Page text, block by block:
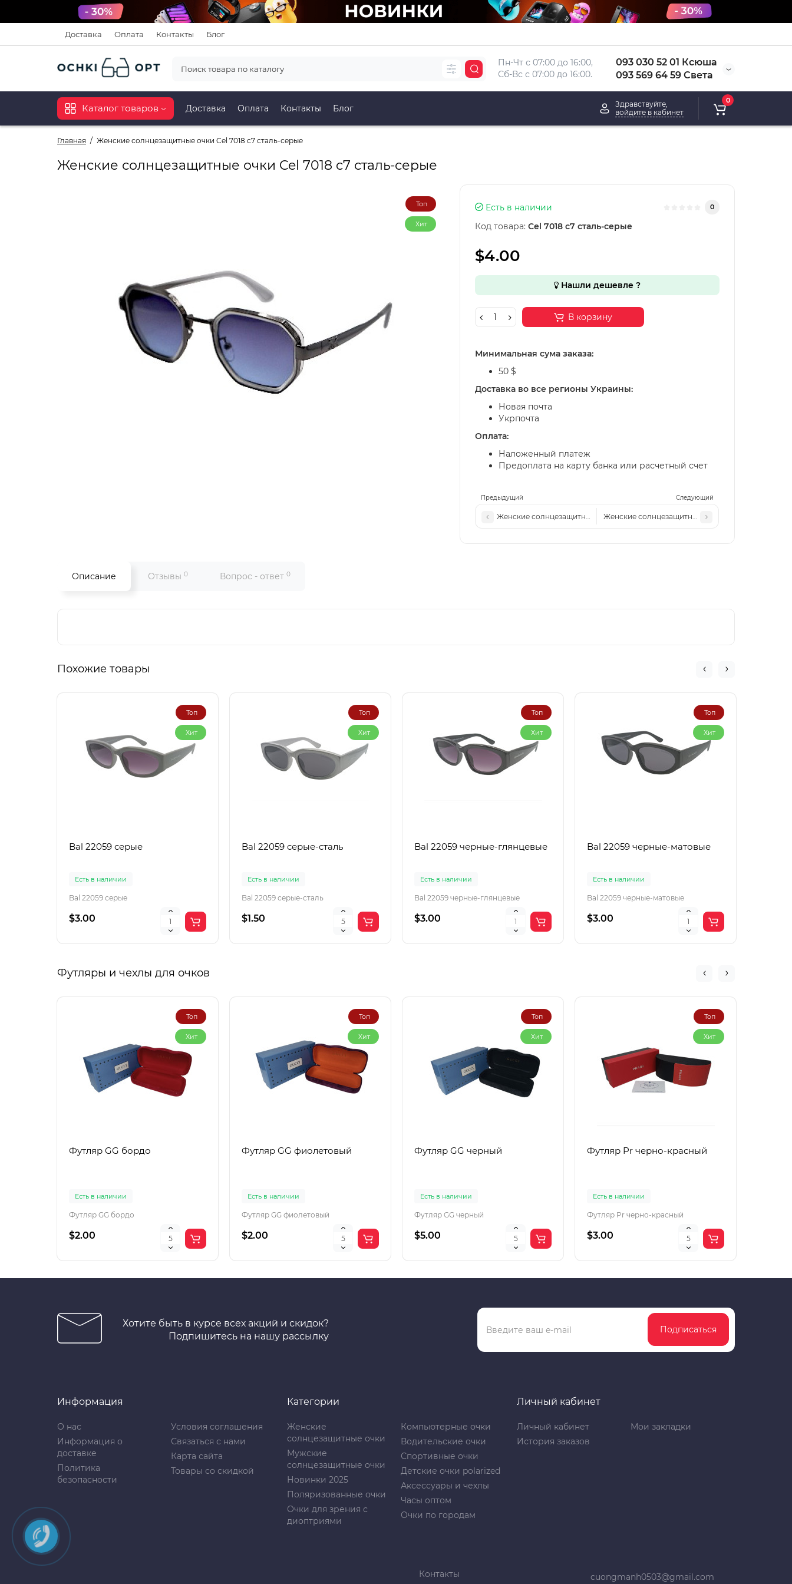
Доставка Оплата Контакты Блог
Пн-Чт с 07:00 до 16:00,
Сб-Вс с 07:00 до 16:00.
093 030 52 01 Ксюша
093 569 64 59 Света
Каталог товаров Доставка Оплата Контакты Блог
Здравствуйте,
войдите в кабинет
0
Главная Женские солнцезащитные очки Cel 7018 c7 сталь-серые
Женские солнцезащитные очки Cel 7018 c7 сталь-серые
Топ
Хит
Предыдущий Следующий
Женские солнцезащитные очки Cel 7018 c6 золото-синие
Женские солнцезащитные очки MM 7022 c6
Есть в наличии 0
Код товара: Cel 7018 c7 сталь-серые
$4.00
Нашли дешевле ?
В корзину
Минимальная сума заказа:
50 $
Доставка во все регионы Украины:
Новая почта
Укрпочта
Оплата:
Наложенный платеж
Предоплата на карту банка или расчетный счет
Описание Отзывы 0 Вопрос - ответ 0
Похожие товары
Топ
Хит
Bal 22059 серые
Есть в наличии
Bal 22059 серые
$3.00
Топ
Хит
Bal 22059 серые-сталь
Есть в наличии
Bal 22059 серые-сталь
$1.50
Топ
Хит
Bal 22059 черные-глянцевые
Есть в наличии
Bal 22059 черные-глянцевые
$3.00
Топ
Хит
Bal 22059 черные-матовые
Есть в наличии
Bal 22059 черные-матовые
$3.00
Футляры и чехлы для очков
Топ
Хит
Футляр GG бордо
Есть в наличии
Футляр GG бордо
$2.00
Топ
Хит
Футляр GG фиолетовый
Есть в наличии
Футляр GG фиолетовый
$2.00
Топ
Хит
Футляр GG черный
Есть в наличии
Футляр GG черный
$5.00
Топ
Хит
Футляр Pr черно-красный
Есть в наличии
Футляр Pr черно-красный
$3.00
Хотите быть в курсе всех акций и скидок?
Подпишитесь на нашу рассылку
Подписаться
Информация
О нас
Информация о
доставке
Политика
безопасности
Условия соглашения
Связаться с нами
Карта сайта
Товары со скидкой
Категории
Женские
солнцезащитные очки
Мужские
солнцезащитные очки
Новинки 2025
Поляризованные очки
Очки для зрения с
диоптриями
Компьютерные очки
Водительские очки
Спортивные очки
Детские очки polarized
Аксессуары и чехлы
Часы оптом
Очки по городам
Личный кабинет
Личный кабинет
История заказов
Мои закладки
Контакты cuongmanh0503@gmail.com